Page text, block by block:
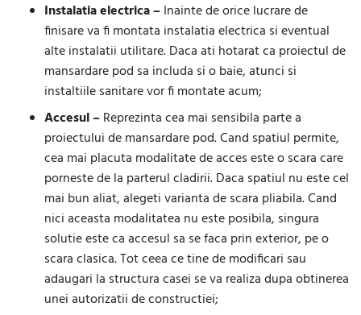
Instalatia electrica –Inainte de orice lucrare de
finisare va fi montata instalatia electrica si eventual
alte instalatii utilitare. Daca ati hotarat ca proiectul de
mansardare pod sa includa si o baie, atunci si
instaltiile sanitare vor fi montate acum;
Accesul –Reprezinta cea mai sensibila parte a
proiectului de mansardare pod. Cand spatiul permite,
cea mai placuta modalitate de acces este o scara care
porneste de la parterul cladirii. Daca spatiul nu este cel
mai bun aliat, alegeti varianta de scara pliabila. Cand
nici aceasta modalitatea nu este posibila, singura
solutie este ca accesul sa se faca prin exterior, pe o
scara clasica. Tot ceea ce tine de modificari sau
adaugari la structura casei se va realiza dupa obtinerea
unei autorizatii de constructiei;